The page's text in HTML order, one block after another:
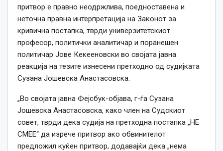
притвор е правно неодржлива, поедноставена и
неточна правна интерпретација на Законот за
кривична постапка, тврди универзитетскиот
професор, политички аналитичар и поранешен
политичар Јове Кекееновски во својата јавна
реакција на тезите изнесени претходно од судијката
Сузана Јошевска Анастасовска.
„Во својата јавна Фејсбук-објава, г-ѓа Сузана
Јошевска Анастасовска, како член на Судскиот
совет, тврди дека судија на претходна постапка „НЕ
СМЕЕ“ да изрече притвор ако обвинителот
предложил куќен притвор, додавајќи дека „нема